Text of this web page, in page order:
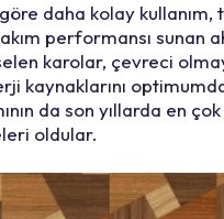
daha kolay kullanım,
performansı sunan
karolar, çevreci
kaynaklarını
da son yıllarda en
oldular.